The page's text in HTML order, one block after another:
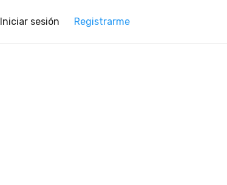
Iniciar sesión Registrarme